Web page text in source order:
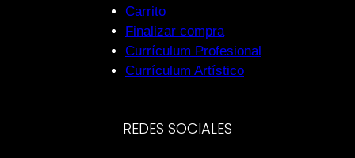
Carrito
Finalizar compra
Currículum Profesional
Currículum Artístico
REDES SOCIALES